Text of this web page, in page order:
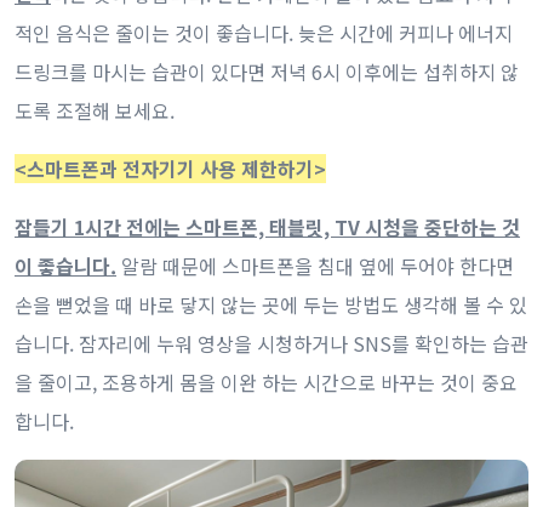
적인 음식은 줄이는 것이 좋습니다. 늦은 시간에 커피나 에너지
드링크를 마시는 습관이 있다면 저녁 6시 이후에는 섭취하지 않
도록 조절해 보세요.
<스마트폰과 전자기기 사용 제한하기>
잠들기 1시간 전에는 스마트폰, 태블릿, TV 시청을 중단하는 것
이 좋습니다. 알람 때문에 스마트폰을 침대 옆에 두어야 한다면
손을 뻗었을 때 바로 닿지 않는 곳에 두는 방법도 생각해 볼 수 있
습니다. 잠자리에 누워 영상을 시청하거나 SNS를 확인하는 습관
을 줄이고, 조용하게 몸을 이완 하는 시간으로 바꾸는 것이 중요
합니다.